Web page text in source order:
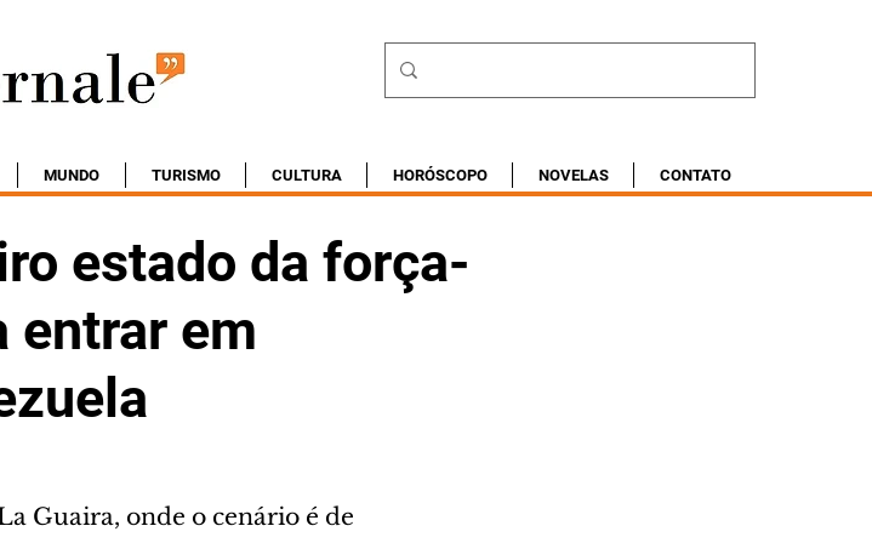
MUNDO TURISMO CULTURA HORÓSCOPO NOVELAS CONTATO
estado da força-
entrar em
Guaira, onde o cenário é de